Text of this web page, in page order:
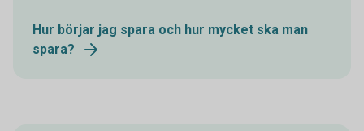
Hur börjar jag spara och hur mycket ska man
spara?